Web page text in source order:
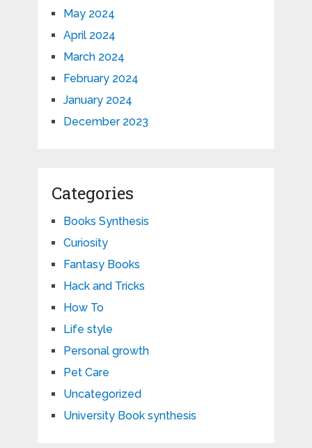
May 2024
April 2024
March 2024
February 2024
January 2024
December 2023
Categories
Books Synthesis
Curiosity
Fantasy Books
Hack and Tricks
How To
Life style
Personal growth
Pet Care
Uncategorized
University Book synthesis